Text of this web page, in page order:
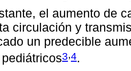
el aumento de
circulación y
un predecible
3,4.